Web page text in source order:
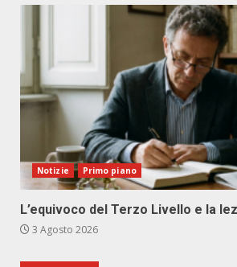
Notizie Primo piano
L’equivoco del Terzo Livello e la
3 Agosto 2026